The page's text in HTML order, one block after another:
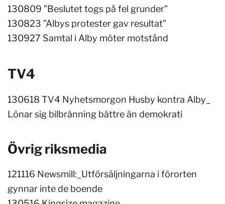
130809 ”Beslutet togs på fel grunder”
130823 ”Albys protester gav resultat”
130927 Samtal i Alby möter motstånd
TV4
130618 TV4 Nyhetsmorgon Husby kontra Alby_
Lönar sig bilbränning bättre än demokrati
Övrig riksmedia
121116 Newsmill:_Utförsäljningarna i förorten
gynnar inte de boende